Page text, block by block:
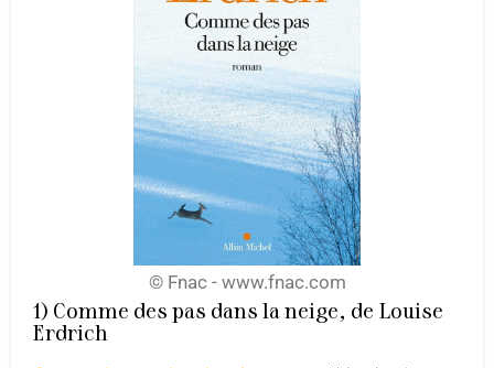
1) Comme des pas dans la neige, de Louise
Erdrich
© Fnac - www.fnac.com